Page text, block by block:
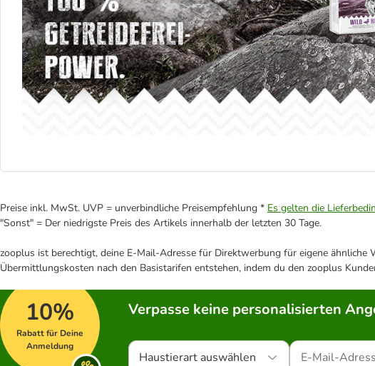
Preise inkl. MwSt. UVP = unverbindliche Preisempfehlung * Es gelten die
"Sonst" = Der niedrigste Preis des Artikels innerhalb der letzten 30 Tage.
zooplus ist berechtigt, deine E-Mail-Adresse für Direktwerbung für eigene
Übermittlungskosten nach den Basistarifen entstehen, indem du den zooplus
10%
Rabatt für Deine
Anmeldung
Verpasse keine personalisierten
Haustierart auswählen